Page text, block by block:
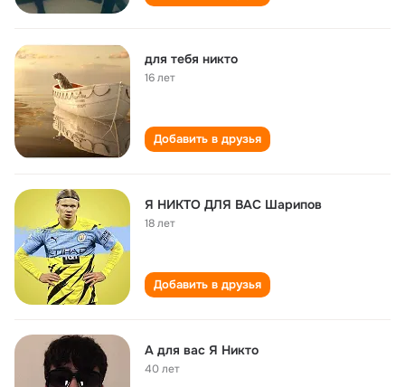
для тебя никто
16 лет
Добавить в друзья
Я НИКТО ДЛЯ ВАС Шарипов
18 лет
Добавить в друзья
А для вас Я Никто
40 лет